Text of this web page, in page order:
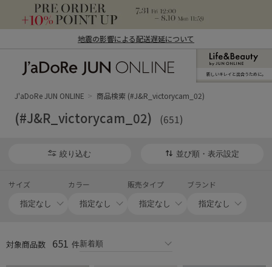
地震の影響による配送遅延について
ン オンライン）
新しいキレイと出合うために。
J'aDoRe JUN ONLINE 商品検索 (#J&R_victorycam_02)
(#J&R_victorycam_02) (651)
絞り込む 並び順・表示設定
サイズ カラー 販売タイプ ブランド
対象商品数 651 件